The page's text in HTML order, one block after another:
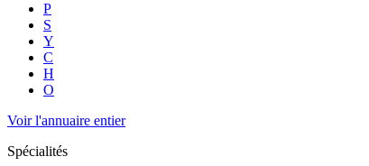
P
S
Y
C
H
O
Voir l'annuaire entier
Spécialités